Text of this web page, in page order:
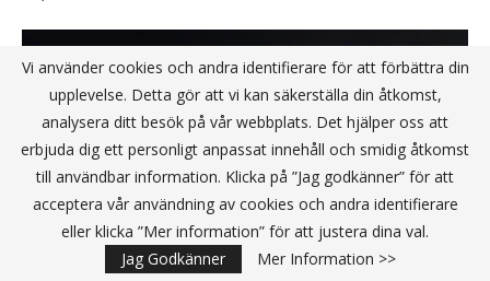
Vi använder cookies och andra identifierare för att förbättra din
upplevelse. Detta gör att vi kan säkerställa din åtkomst,
analysera ditt besök på vår webbplats. Det hjälper oss att
erbjuda dig ett personligt anpassat innehåll och smidig åtkomst
till användbar information. Klicka på ”Jag godkänner” för att
acceptera vår användning av cookies och andra identifierare
eller klicka ”Mer information” för att justera dina val.
Jag Godkänner
Mer Information >>